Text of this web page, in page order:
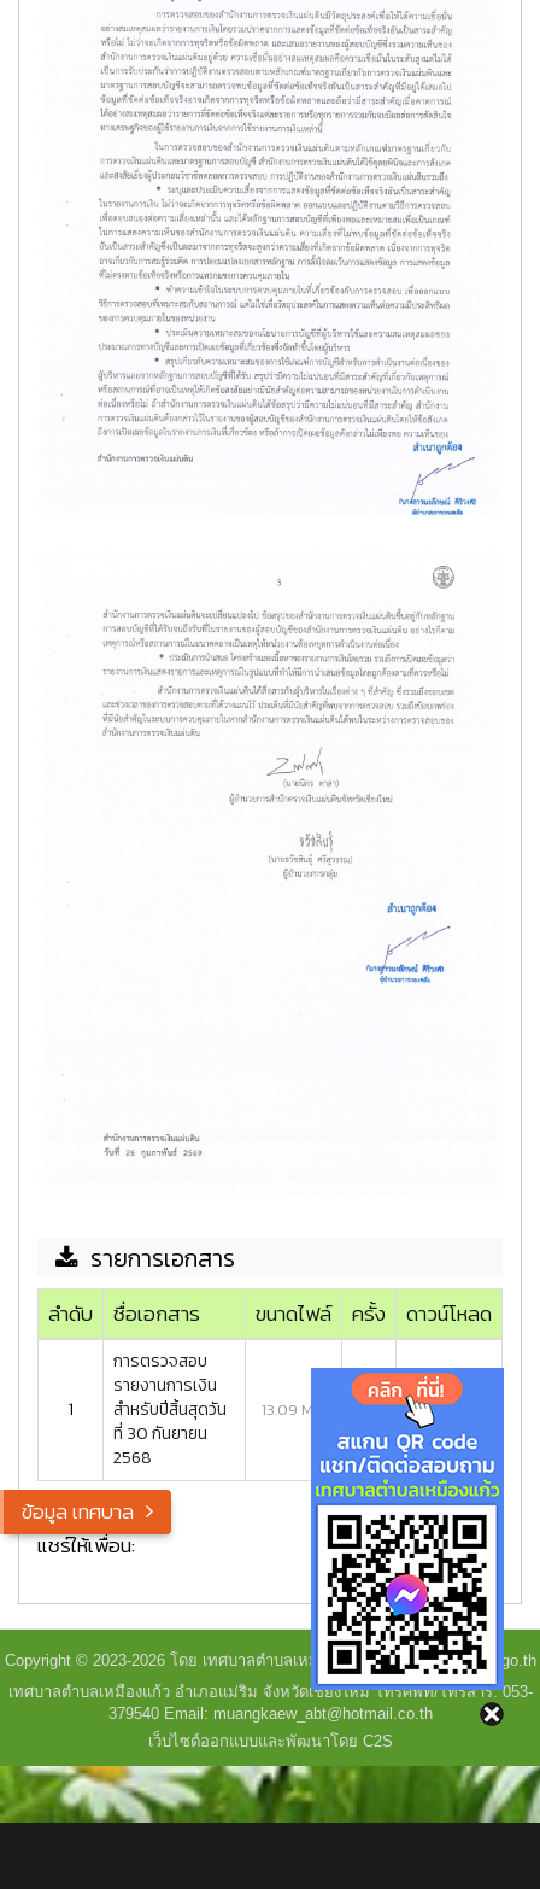
ข้อมูล เทศบาล
รายการเอกสาร
ลำดับ ชื่อเอกสาร ขนาดไฟล์ ครั้ง ดาวน์โหลด
1
การตรวจสอบ
รายงานการเงิน
สำหรับปีสิ้นสุดวัน
ที่ 30 กันยายน
2568
13.09 MB. 48
แชร์ให้เพื่อน:
Copyright © 2023-2026 โดย เทศบาลตำบลเหมืองแก้ว - www.muangkaew.go.th
เทศบาลตำบลเหมืองแก้ว อำเภอแม่ริม จังหวัดเชียงใหม่ โทรศัพท์/โทรสาร: 053-
379540 Email: muangkaew_abt@hotmail.co.th
เว็บไซต์ออกแบบและพัฒนาโดย C2S